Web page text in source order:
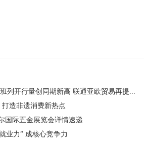
列开行量创同期新高 联通亚欧贸易再提...
造非遗消费新热点​
国际五金展览会详情速递
业力” 成核心竞争力